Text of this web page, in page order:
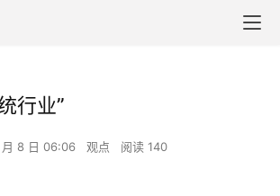
行业”
8 日 06:06 观点 阅读 140